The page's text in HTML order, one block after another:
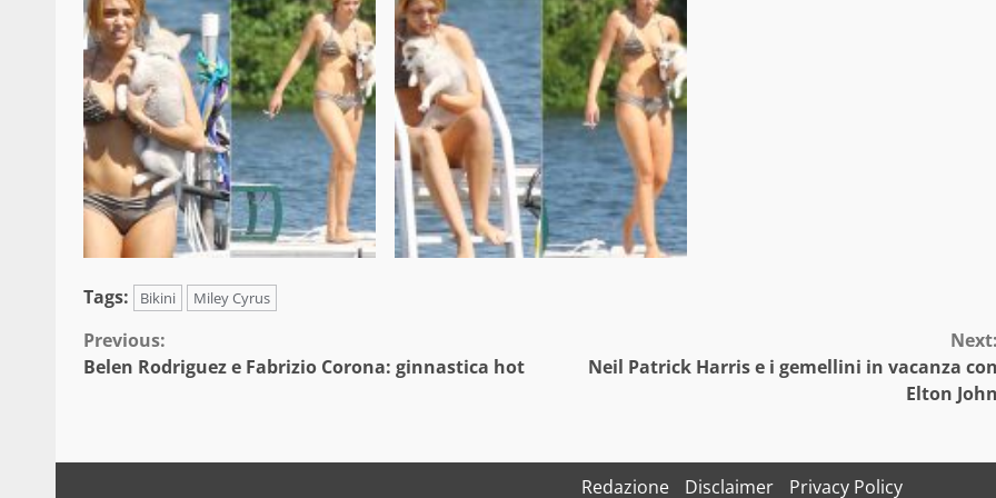
Tags: Bikini Miley Cyrus
Continue
Reading
Previous:
Belen Rodriguez e Fabrizio Corona: ginnastica hot
Next:
Neil Patrick Harris e i gemellini in vacanza con
Elton John
Redazione Disclaimer Privacy Policy